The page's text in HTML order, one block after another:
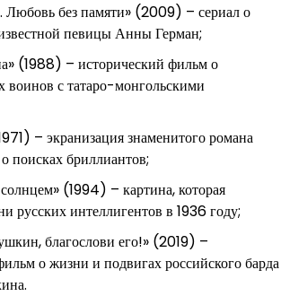
Любовь без памяти» (2009) – сериал о
певицы Анны Герман;
(1988) – исторический фильм о
воинов с татаро-монгольскими
– экранизация знаменитого романа
поисках бриллиантов;
(1994) – картина, которая
русских интеллигентов в 1936 году;
благослови его!» (2019) –
о жизни и подвигах российского барда